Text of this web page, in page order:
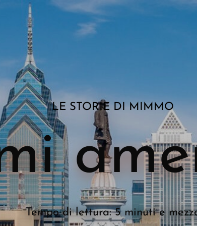
LE STORIE DI MIMMO
Tempo di lettura: 5 minuti e